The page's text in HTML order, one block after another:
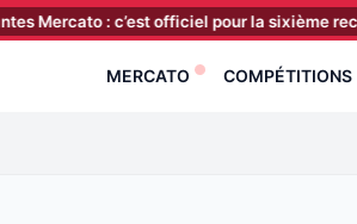
: c’est officiel pour la sixième recrue !
MERCATO COMPÉTITIONS